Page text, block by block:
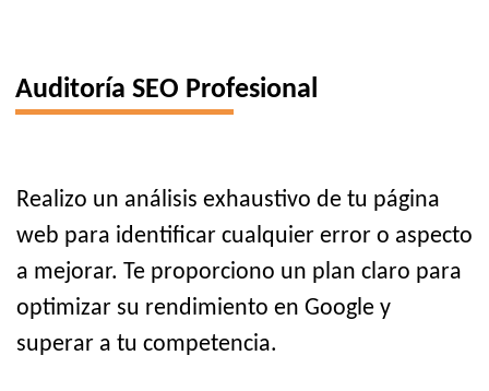
Auditoría SEO Profesional
Realizo un análisis exhaustivo de tu página
web para identificar cualquier error o aspecto
a mejorar. Te proporciono un plan claro para
optimizar su rendimiento en Google y
superar a tu competencia.